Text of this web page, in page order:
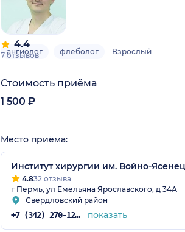
4.4
7 отзывов
ангиолог флеболог Взрослый
Стоимость приёма
1 500 ₽
Место приёма:
Институт хирургии им. Войно-
4.832 отзыва
г Пермь, ул Емельяна Ярославского, д 34А
Свердловский район
+7 (342) 270-12-21 показать